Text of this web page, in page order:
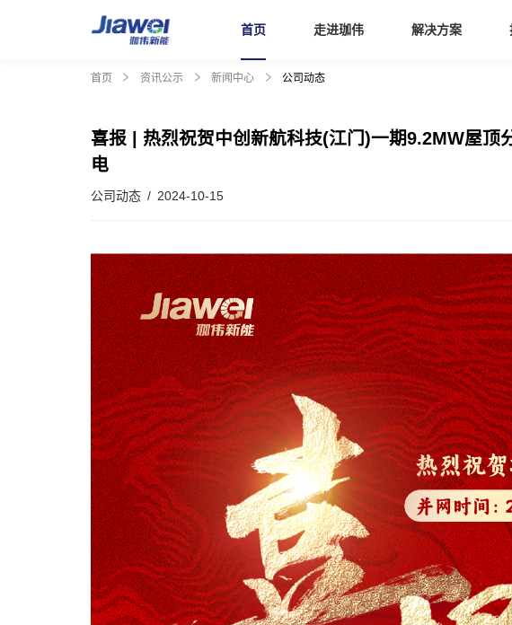
首页 走进珈伟 解决方案
投资者关系
「珈」入我们
首页 资讯公示 新闻中心 公司动态
喜报 | 热烈祝贺中创新航科技(江门)一期9.2MW屋顶
电
公司动态 / 2024-10-15